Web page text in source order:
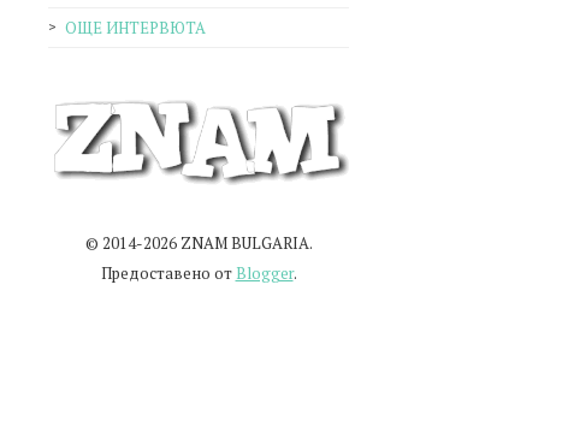
ОЩЕ ИНТЕРВЮТА
© 2014-2026 ZNAM BULGARIA.
Предоставено от Blogger.